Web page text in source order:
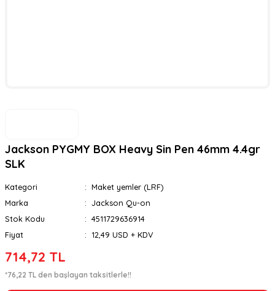
Jackson PYGMY BOX Heavy Sin Pen 46mm 4.4gr
SLK
Kategori
Maket yemler (LRF)
Marka
Jackson Qu-on
Stok Kodu
4511729636914
Fiyat
12,49 USD + KDV
714,72 TL
*76,22 TL den başlayan taksitlerle!!